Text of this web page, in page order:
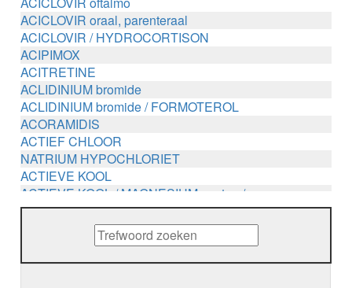
ACICLOVIR oraal, parenteraal
ACICLOVIR / HYDROCORTISON
ACIPIMOX
ACITRETINE
ACLIDINIUM bromide
ACLIDINIUM bromide / FORMOTEROL
ACORAMIDIS
ACTIEF CHLOOR
NATRIUM HYPOCHLORIET
ACTIEVE KOOL
ACTIEVE KOOL / MAGNESIUM zouten /
METHENAMINE
ADALIMUMAB
ADAPALEEN
ADAPALEEN / BENZOYLPEROXIDE